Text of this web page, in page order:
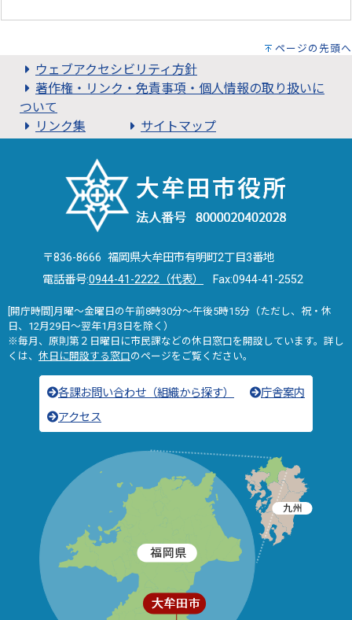
ページの先頭へ
ウェブアクセシビリティ方針
著作権・リンク・免責事項・個人情報の取り扱いに
ついて
リンク集
サイトマップ
〒836-8666 福岡県大牟田市有明町2丁目3番地
電話番号:0944-41-2222（代表） Fax:0944-41-2552
[開庁時間]月曜～金曜日の午前8時30分～午後5時15分（ただし、祝・休
日、12月29日～翌年1月3日を除く）
※毎月、原則第２日曜日に市民課などの休日窓口を開設しています。詳し
くは、 休日に開設する窓口のページをご覧ください。
各課お問い合わせ（組織から探す）
庁舎案内
アクセス